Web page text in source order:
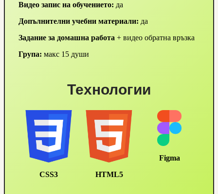
Видео запис на обучението: да
Допълнителни учебни материали: да
Задание за домашна работа + видео обратна връзка
Група: макс 15 души
Технологии
Figma
HTML5
CSS3